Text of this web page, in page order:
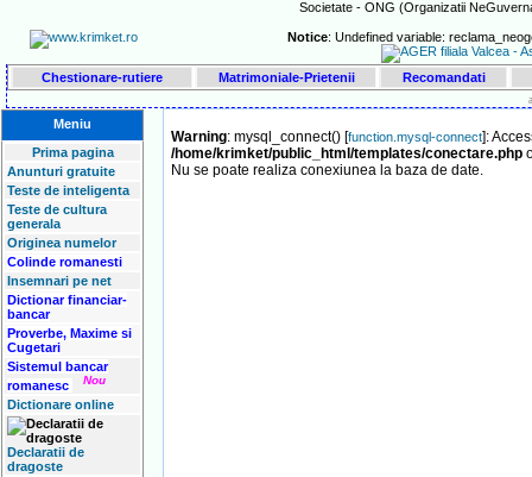
Societate - ONG (Organizatii
Notice: Undefined variable:
Chestionare-rutiere Matrimoniale-Prietenii Recomandati
Meniu
Prima pagina
Anunturi gratuite
Teste de inteligenta
Teste de cultura
generala
Originea numelor
Colinde romanesti
Insemnari pe net
Dictionar financiar-
bancar
Proverbe, Maxime si
Cugetari
Sistemul bancar
romanesc
Nou
Dictionare online
Declaratii de
dragoste
Warning: mysql_connect() [function.mysql-connect]:
/home/krimket/public_html/templates/conectare.php
Nu se poate realiza conexiunea la baza de date.